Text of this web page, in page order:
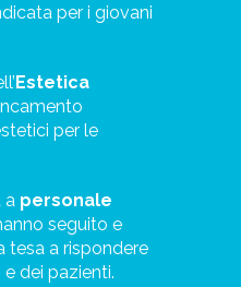
per i giovani
Estetica
per le
a personale
seguito e
tesa a rispondere
dei pazienti.